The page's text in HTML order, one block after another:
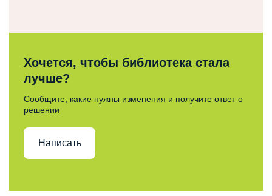
Хочется, чтобы библиотека стала
лучше?
Сообщите, какие нужны изменения и получите ответ о
решении
Написать